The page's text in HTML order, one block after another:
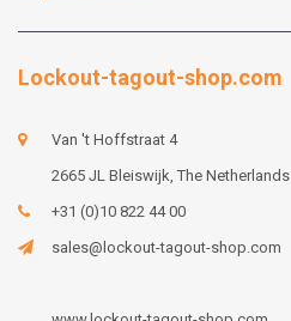
Lockout-tagout-shop.com
Van 't Hoffstraat 4
2665 JL Bleiswijk, The Netherlands
+31 (0)10 822 44 00
sales@lockout-tagout-shop.com